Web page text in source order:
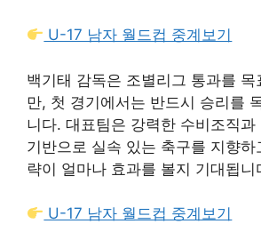
U-17 남자 월드컵 중계보기
백기태 감독은 조별리그 통과를 목
만, 첫 경기에서는 반드시 승리를
니다. 대표팀은 강력한 수비조직과
기반으로 실속 있는 축구를 지향하
략이 얼마나 효과를 볼지 기대됩니
U-17 남자 월드컵 중계보기